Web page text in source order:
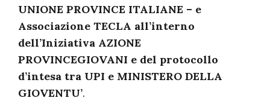
UNIONE PROVINCE ITALIANE – e
Associazione TECLA all’interno
dell’Iniziativa AZIONE
PROVINCEGIOVANI e del protocollo
d’intesa tra UPI e MINISTERO DELLA
GIOVENTU’.